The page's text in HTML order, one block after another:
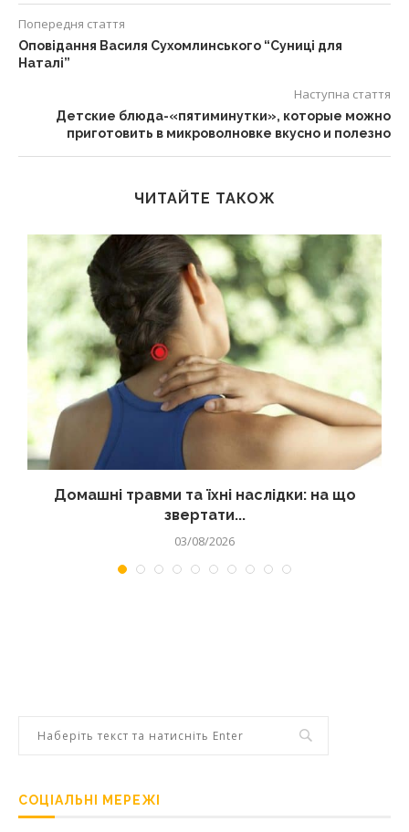
Попередня стаття
Оповідання Василя Сухомлинського “Суниці для
Наталі”
Наступна стаття
Детские блюда-«пятиминутки», которые можно
приготовить в микроволновке вкусно и полезно
ЧИТАЙТЕ ТАКОЖ
Домашні травми та їхні наслідки: на що
звертати...
03/08/2026
СОЦІАЛЬНІ МЕРЕЖІ